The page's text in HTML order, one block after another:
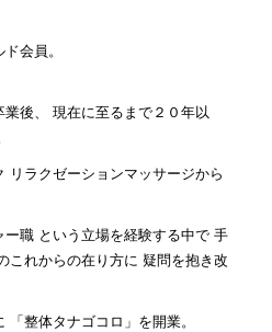
会員。
後、 現在に至るまで２０年以
リラクゼーションマッサージから
職 という立場を経験する中で 手
これからの在り方に 疑問を抱き改
整体タナゴコロ」を開業。